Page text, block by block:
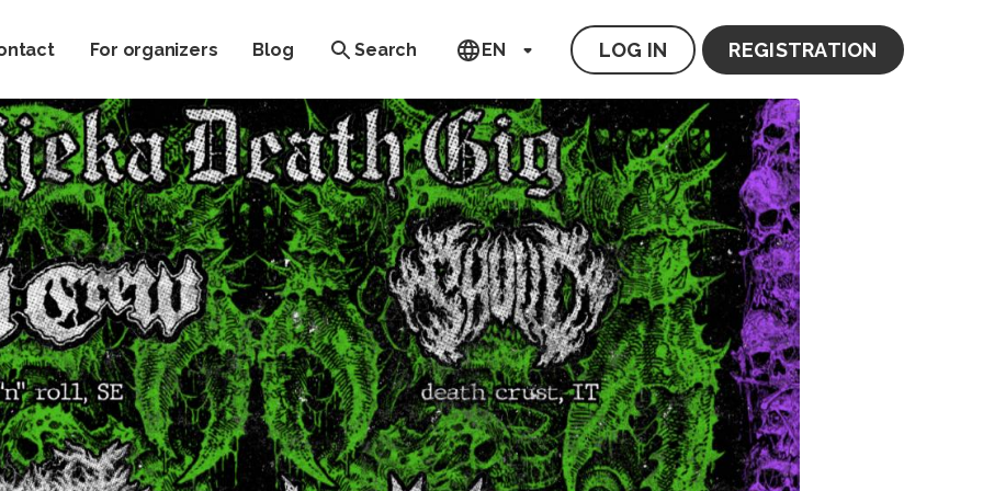
For organizers Blog Search EN LOG IN REGISTRATION